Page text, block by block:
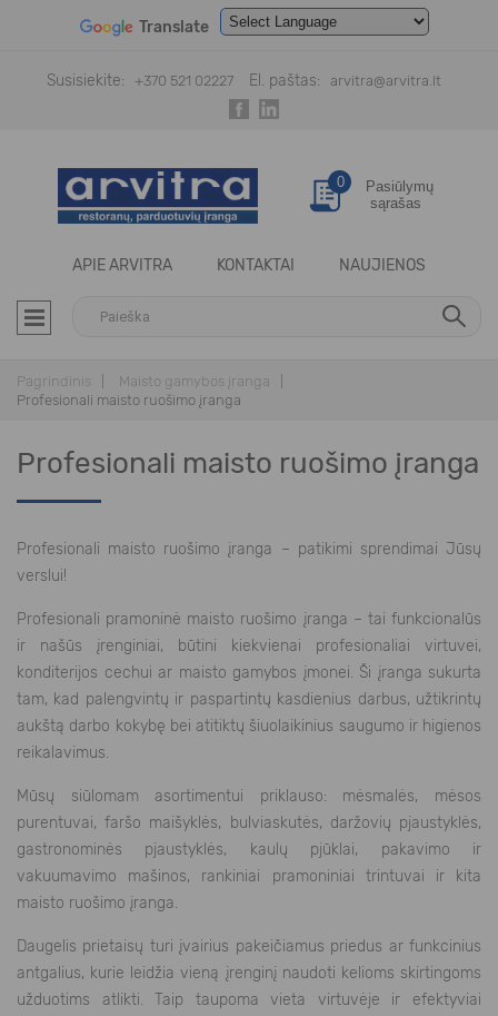
Translate
Susisiekite:
+370 521 02227 El. paštas: arvitra@arvitra.lt
APIE ARVITRA KONTAKTAI NAUJIENOS
0
Pasiūlymų
sąrašas
Pagrindinis
Maisto gamybos įranga
Profesionali maisto ruošimo įranga
Profesionali maisto ruošimo įranga
Profesionali maisto ruošimo įranga – patikimi sprendimai Jūsų
verslui!
Profesionali pramoninė maisto ruošimo įranga – tai funkcionalūs
ir našūs įrenginiai, būtini kiekvienai profesionaliai virtuvei,
konditerijos cechui ar maisto gamybos įmonei. Ši įranga sukurta
tam, kad palengvintų ir paspartintų kasdienius darbus, užtikrintų
aukštą darbo kokybę bei atitiktų šiuolaikinius saugumo ir higienos
reikalavimus.
Mūsų siūlomam asortimentui priklauso: mėsmalės, mėsos
purentuvai, faršo maišyklės, bulviaskutės, daržovių pjaustyklės,
gastronominės pjaustyklės, kaulų pjūklai, pakavimo ir
vakuumavimo mašinos, rankiniai pramoniniai trintuvai ir kita
maisto ruošimo įranga.
Daugelis prietaisų turi įvairius pakeičiamus priedus ar funkcinius
antgalius, kurie leidžia vieną įrenginį naudoti kelioms skirtingoms
užduotims atlikti. Taip taupoma vieta virtuvėje ir efektyviai